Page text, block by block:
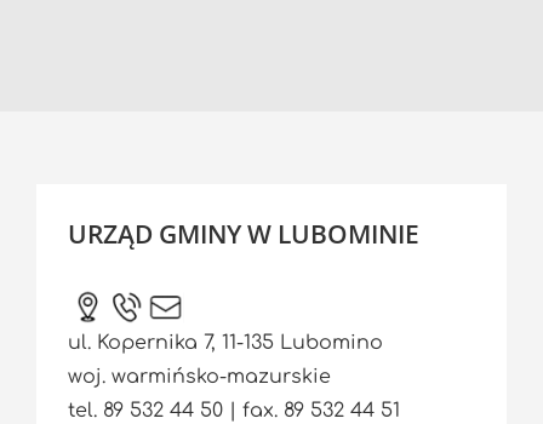
URZĄD GMINY W LUBOMINIE
ul. Kopernika 7, 11-135 Lubomino
woj. warmińsko-mazurskie
tel. 89 532 44 50 | fax. 89 532 44 51